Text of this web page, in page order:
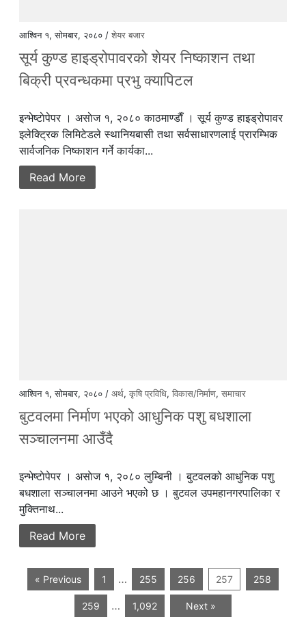
आश्विन १, सोमबार, २०८० /शेयर बजार
सूर्य कुण्ड हाइड्रोपावरको शेयर निष्काशन तथा
बिक्री प्रवन्धकमा प्रभु क्यापिटल
इन्भेष्टाेपेपर । असाेज १, २०८० काठमाण्डाैँ । सूर्य कुण्ड हाइड्रोपावर
इलेक्ट्रिक लिमिटेडले स्थानियबासी तथा सर्वसाधारणलाई प्रारम्भिक
सार्वजनिक निष्काशन गर्ने कार्यका...
Read More
आश्विन १, सोमबार, २०८० /अर्थ,कृषि प्रविधि,विकास/निर्माण,समाचार
बुटवलमा निर्माण भएकाे आधुनिक पशु बधशाला
सञ्चालनमा आउँदै
इन्भेष्टाेपेपर । असाेज १, २०८० लुम्बिनी । बुटवलको आधुनिक पशु
बधशाला सञ्चालनमा आउने भएको छ । बुटवल उपमहानगरपालिका र
मुक्तिनाथ...
Read More
« Previous 1 … 255 256 257 258
259 … 1,092 Next »